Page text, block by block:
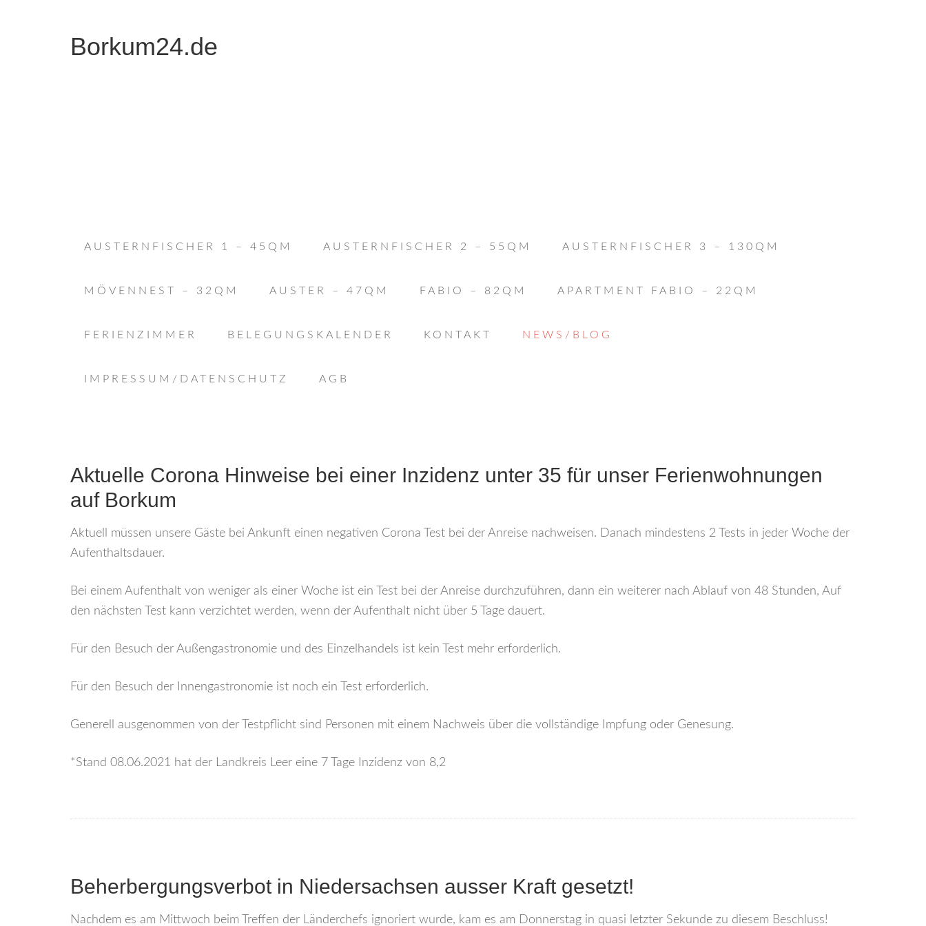
Borkum24.de
AUSTERNFISCHER 1 – 45QM AUSTERNFISCHER 2 – 55QM AUSTERNFISCHER 3 – 130QM
MÖVENNEST – 32QM AUSTER – 47QM FABIO – 82QM APARTMENT FABIO – 22QM
FERIENZIMMER BELEGUNGSKALENDER KONTAKT NEWS/BLOG
IMPRESSUM/DATENSCHUTZ AGB
Aktuelle Corona Hinweise bei einer Inzidenz unter 35 für unser Ferienwohnungen
auf Borkum
Aktuell müssen unsere Gäste bei Ankunft einen negativen Corona Test bei der Anreise nachweisen. Danach mindestens 2 Tests in jeder Woche der
Aufenthaltsdauer.
Bei einem Aufenthalt von weniger als einer Woche ist ein Test bei der Anreise durchzuführen, dann ein weiterer nach Ablauf von 48 Stunden, Auf
den nächsten Test kann verzichtet werden, wenn der Aufenthalt nicht über 5 Tage dauert.
Für den Besuch der Außengastronomie und des Einzelhandels ist kein Test mehr erforderlich.
Für den Besuch der Innengastronomie ist noch ein Test erforderlich.
Generell ausgenommen von der Testpflicht sind Personen mit einem Nachweis über die vollständige Impfung oder Genesung.
*Stand 08.06.2021 hat der Landkreis Leer eine 7 Tage Inzidenz von 8,2
Beherbergungsverbot in Niedersachsen ausser Kraft gesetzt!
Nachdem es am Mittwoch beim Treffen der Länderchefs ignoriert wurde, kam es am Donnerstag in quasi letzter Sekunde zu diesem Beschluss!